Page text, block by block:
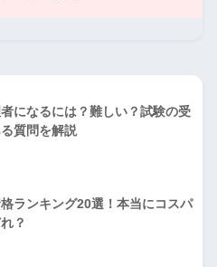
になるには？難しい？試験の受
質問を解説
ランキング20選！本当にコスパ
？